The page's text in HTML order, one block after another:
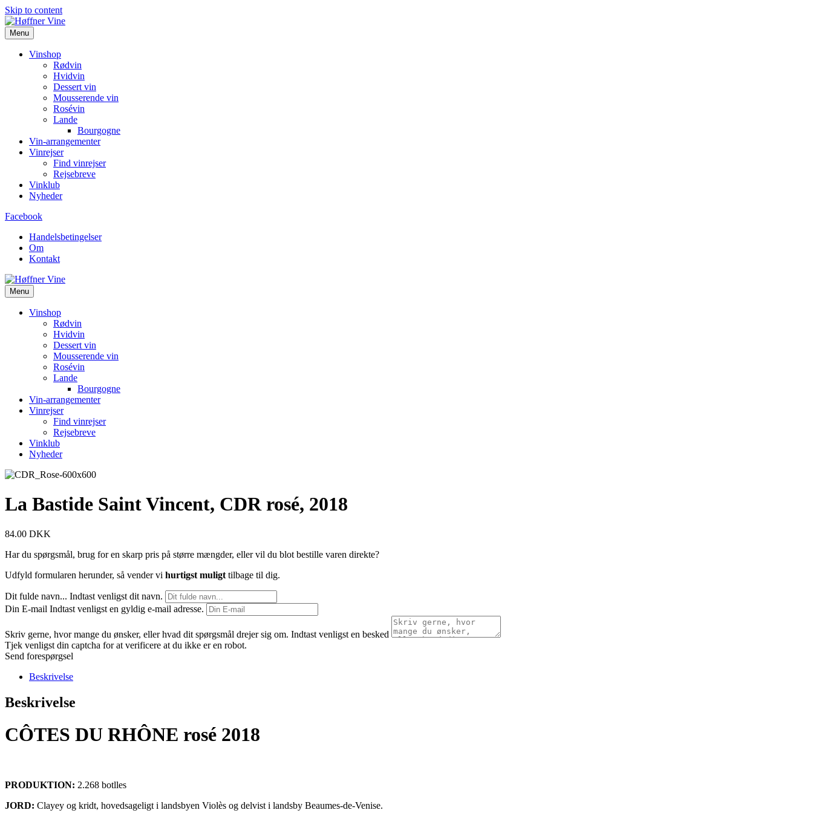
Skip to content
Menu
Vinshop
Rødvin
Hvidvin
Dessert vin
Mousserende vin
Rosévin
Lande
Bourgogne
Vin-arrangementer
Vinrejser
Find vinrejser
Rejsebreve
Vinklub
Nyheder
Facebook
Handelsbetingelser
Om
Kontakt
Menu
Vinshop
Rødvin
Hvidvin
Dessert vin
Mousserende vin
Rosévin
Lande
Bourgogne
Vin-arrangementer
Vinrejser
Find vinrejser
Rejsebreve
Vinklub
Nyheder
La Bastide Saint Vincent, CDR rosé, 2018
84.00 DKK
Har du spørgsmål, brug for en skarp pris på større mængder, eller vil du blot bestille varen direkte?
Udfyld formularen herunder, så vender vi hurtigst muligt tilbage til dig.
Dit fulde navn... Indtast venligst dit navn.
Din E-mail Indtast venligst en gyldig e-mail adresse.
Skriv gerne, hvor mange du ønsker, eller hvad dit spørgsmål drejer sig om. Indtast venligst en besked
Tjek venligst din captcha for at verificere at du ikke er en robot.
Send forespørgsel
Beskrivelse
Beskrivelse
CÔTES DU RHÔNE rosé 2018
PRODUKTION: 2.268 botlles
JORD: Clayey og kridt, hovedsageligt i landsbyen Violès og delvist i landsby Beaumes-de-Venise.